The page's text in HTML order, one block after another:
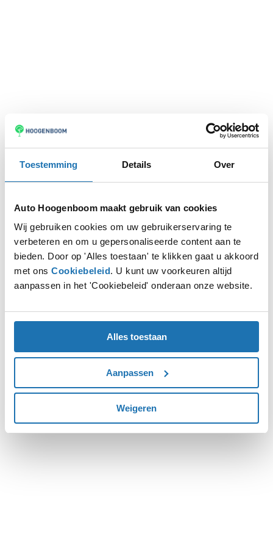
Toestemming Details Over
Auto Hoogenboom maakt gebruik van cookies
Wij gebruiken cookies om uw gebruikerservaring te
verbeteren en om u gepersonaliseerde content aan te
bieden. Door op 'Alles toestaan' te klikken gaat u akkoord
met ons Cookiebeleid. U kunt uw voorkeuren altijd
aanpassen in het 'Cookiebeleid' onderaan onze website.
Alles toestaan
Aanpassen
Weigeren
Application error: aclient-side exception has occurred while
loadingwww.autohoogenboom.nl (see the browser console
more information).